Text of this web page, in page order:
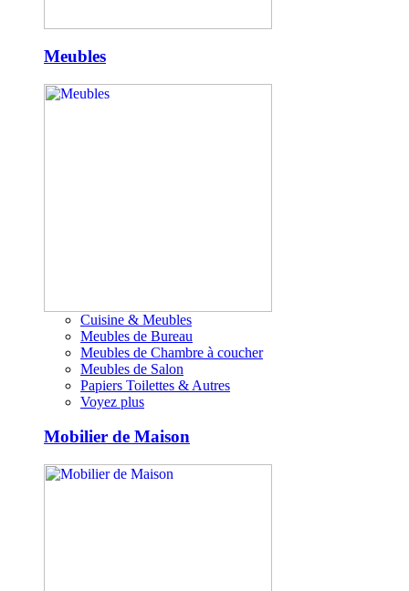
Meubles
Cuisine & Meubles
Meubles de Bureau
Meubles de Chambre à coucher
Meubles de Salon
Papiers Toilettes & Autres
Voyez plus
Mobilier de Maison